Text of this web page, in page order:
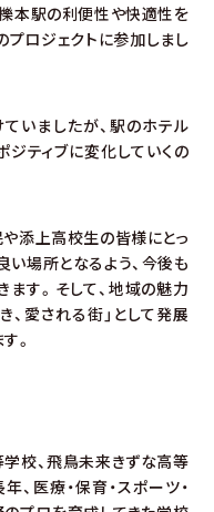
本駅の利便性や快適性を
プロジェクトに参加しまし
いましたが、駅のホテル
ティブに変化していくの
添上高校生の皆様にとっ
い場所となるよう、今後も
す。そして、地域の魅力
、愛される街」として発展
。
校、飛鳥未来きずな高等
、医療・保育・スポーツ・